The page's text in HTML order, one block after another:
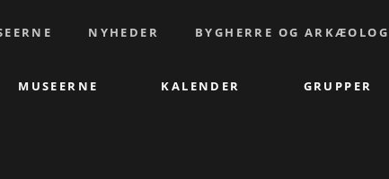
NYHEDER BYGHERRE OG
MUSEERNE KALENDER GRUPPER